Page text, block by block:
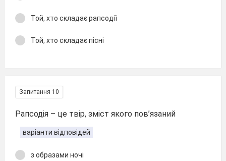
Той, хто складає рапсодії
Той, хто складає пісні
Запитання 10
Рапсодія – це твір, зміст якого пов’язаний
варіанти відповідей
з образами ночі